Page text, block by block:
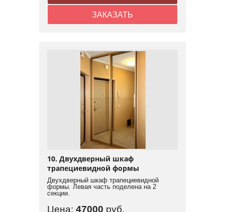
ЗАКАЗАТЬ
10. Двухдверный шкаф
трапециевидной формы
Двухдверный шкаф трапециевидной
формы. Левая часть поделена на 2
секции.
Цена: 47000 руб.